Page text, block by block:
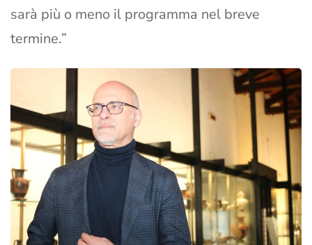
sarà più o meno il programma nel breve
termine.”